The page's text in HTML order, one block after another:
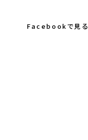
Facebookで見る